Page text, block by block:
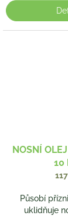
NOSNÍ
10
Působí
uklidňuje